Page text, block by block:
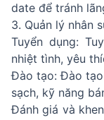
date để tránh
3. Quản lý nhân
Tuyển dụng:
nhiệt tình, yêu
Đào tạo: Đào
sạch, kỹ năng
Đánh giá và